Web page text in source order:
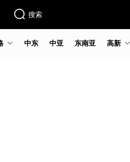
搜索
中东 中亚 东南亚 高新